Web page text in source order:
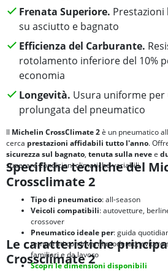
Frenata Superiore.
su asciutto e bagnato
Efficienza del Carburante.
rotolamento inferiore del 10%
economia
Longevità. Usura uniforme per
prolungata del pneumatico
Il Michelin CrossClimate 2è un pneumatico
cerca prestazioni affidabili tutto l'anno.
sicurezza sul bagnato, tenuta sulla nevee
superare condizioni climatiche variabili.
Specifiche tecniche del
Crossclimate 2
Tipo di pneumatico: all-season
Veicoli compatibili: autovetture,
crossover
Pneumatico ideale per: guida
temperati con inverni moderati, evitare
familiari e da lavoro
Scopri le dimensioni disponibili
Le caratteristiche
Crossclimate 2